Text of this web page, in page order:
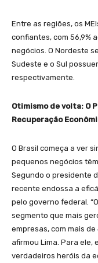
Entre as regiões, os
confiantes, com 56,9%
negócios. O Nordeste
Sudeste e o Sul
respectivamente.
Otimismo de volta: O
Recuperação
O Brasil começa a ver
pequenos negócios
Segundo o presidente
recente endossa a
pelo governo federal.
segmento que mais
empresas, com mais
afirmou Lima. Para ele,
verdadeiros heróis da